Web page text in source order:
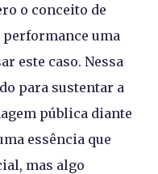
o conceito de
uma
este caso. Nessa
para sustentar a
pública diante
essência que
mas algo